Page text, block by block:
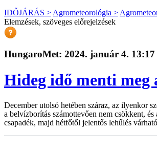
IDŐJÁRÁS > Agrometeorológia >
Elemzések, szöveges előrejelzések
HungaroMet: 2024. január 4. 13:17
Hideg idő menti meg
December utolsó hetében száraz, az ilyenkor
a belvízborítás számottevően nem csökkent,
csapadék, majd hétfőtől jelentős lehűlés